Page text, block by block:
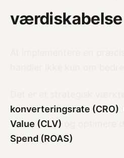
værdiskabelse
konverteringsrate (CRO)
Value (CLV)
Spend (ROAS)